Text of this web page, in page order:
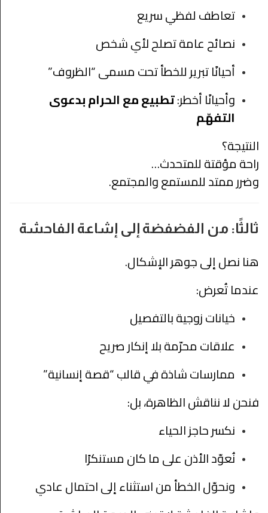
تعاطف لفظي سريع
نصائح عامة تصلح لأي شخص
أحيانًا تبرير للخطأ تحت مسمى “الظروف”
وأحيانًا أخطر:تطبيع مع الحرام بدعوى
التفهّم
النتيجة؟
راحة مؤقتة للمتحدث…
وضرر ممتد للمستمع والمجتمع.
ثالثًا: من الفضفضة إلى إشاعة الفاحشة
هنا نصل إلى جوهر الإشكال.
عندما تُعرض:
خيانات زوجية بالتفصيل
علاقات محرّمة بلا إنكار صريح
ممارسات شاذة في قالب “قصة إنسانية”
فنحن لا نناقش الظاهرة، بل:
نكسر حاجز الحياء
نُعوّد الأذن على ما كان مستنكرًا
ونحوّل الخطأ من استثناء إلى احتمال عادي